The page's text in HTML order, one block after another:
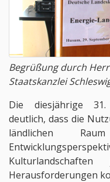
Begrüßung durch
Staatskanzlei
Die diesjährige 31.
deutlich, dass die
ländlichen
Herausforderungen